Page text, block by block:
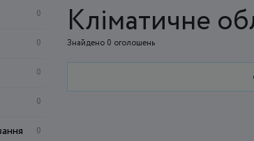
0
0
0
0
0
Кліматичне
Знайдено 0 оголошень